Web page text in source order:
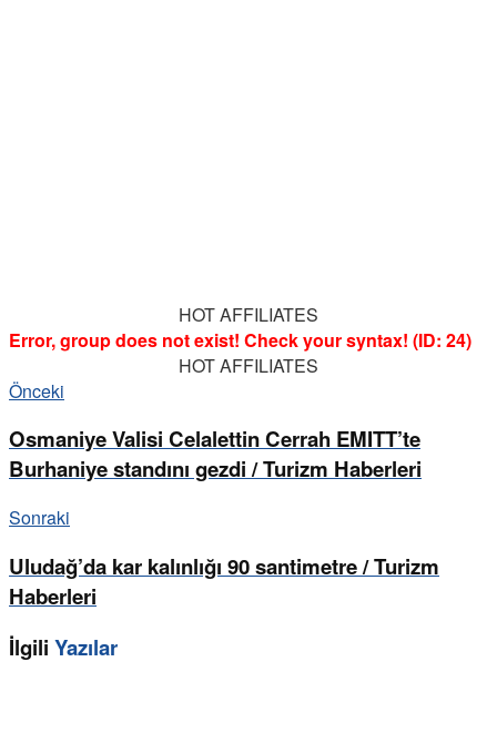
HOT AFFILIATES
Error, group does not exist! Check your syntax! (ID: 24)
HOT AFFILIATES
Önceki
Osmaniye Valisi Celalettin Cerrah EMITT’te
Burhaniye standını gezdi / Turizm Haberleri
Sonraki
Uludağ’da kar kalınlığı 90 santimetre / Turizm
Haberleri
İlgili Yazılar